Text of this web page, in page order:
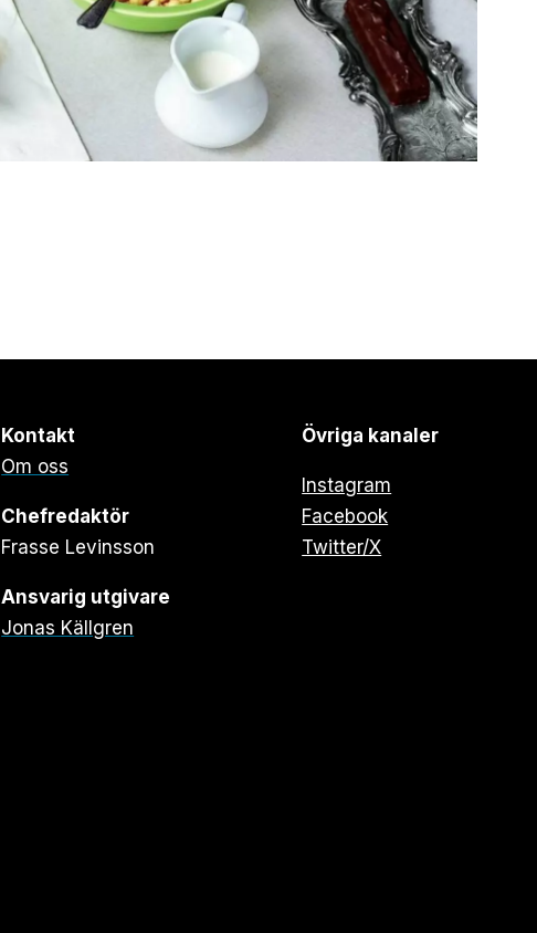
Kontakt
Om oss
Chefredaktör
Frasse Levinsson
Ansvarig utgivare
Jonas Källgren
Övriga kanaler
Instagram
Facebook
Twitter/X